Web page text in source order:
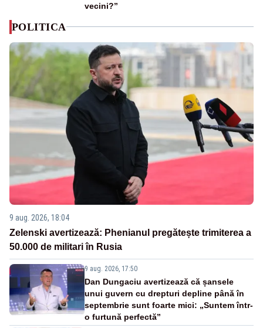
vecini?”
POLITICA
9 aug. 2026, 18:04
Zelenski avertizează: Phenianul pregătește trimiterea a
50.000 de militari în Rusia
9 aug. 2026, 17:50
Dan Dungaciu avertizează că șansele
unui guvern cu drepturi depline până în
septembrie sunt foarte mici: „Suntem într-
o furtună perfectă”